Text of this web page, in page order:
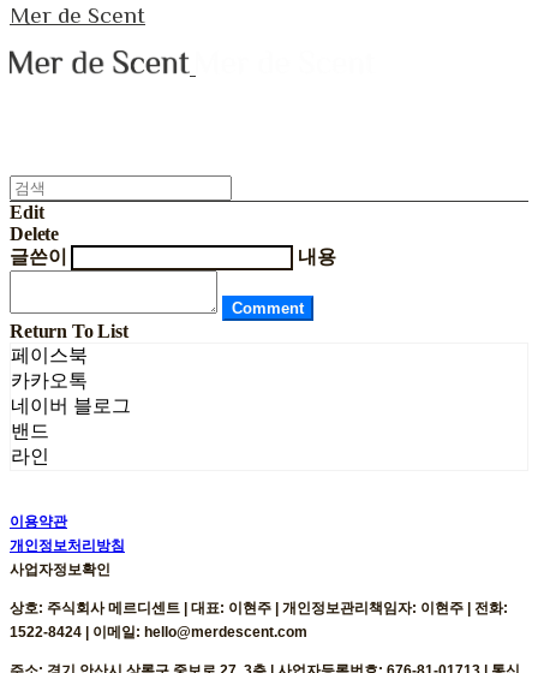
Mer de Scent
Edit
Delete
글쓴이
내용
Comment
Return To List
페이스북
카카오톡
네이버 블로그
밴드
라인
이용약관
개인정보처리방침
사업자정보확인
상호: 주식회사 메르디센트 | 대표: 이현주 | 개인정보관리책임자: 이현주 | 전화:
1522-8424 | 이메일: hello@merdescent.com